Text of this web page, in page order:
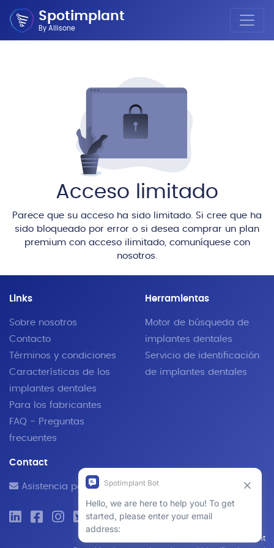
Spotimplant
By Allisone
Acceso limitado
Parece que su acceso ha sido limitado. Si cree que ha
sido bloqueado por error o si desea comprar un plan
premium con acceso ilimitado, comuníquese con
nosotros.
Links
Sobre nosotros
Contacto
Términos y condiciones
Características de los
implantes dentales
Para los fabricantes
FAQ - Preguntas
frecuentes
Herramientas
Motor de búsqueda de
implantes dentales
Servicio de identificación
de implantes dentales
Contact
Asistencia por correo electrónico
© 2019 - 2026 SpotImplant